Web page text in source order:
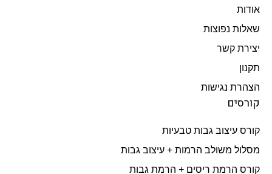
אודות
שאלות נפוצות
יצירת קשר
תקנון
הצהרת נגישות
קורסים
קורס עיצוב גבות טבעיות
מסלול משולב הרמות + עיצוב גבות​
קורס הרמת ריסים + הרמת גבות